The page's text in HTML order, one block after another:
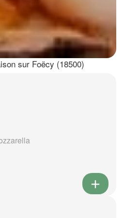
sur Foëcy (18500)